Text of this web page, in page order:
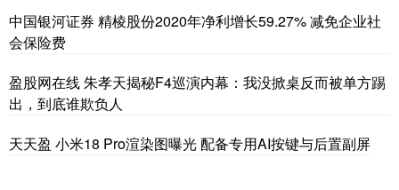
中国银河证券 精棱股份2020年净利增长59.27% 减免企业社
会保险费
盈股网在线 朱孝天揭秘F4巡演内幕：我没掀桌反而被单方踢
出，到底谁欺负人
天天盈 小米18 Pro渲染图曝光 配备专用AI按键与后置副屏